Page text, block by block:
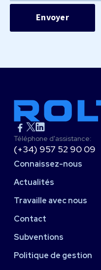
Téléphone d'assistance:
(+34) 957 52 90 09
Connaissez-nous
Actualités
Travaille avec nous
Contact
Subventions
Politique de gestion